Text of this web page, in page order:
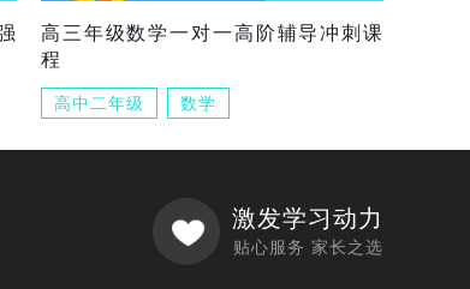
高三年级数学一对一高阶辅导冲刺课
程
高中二年级 数学
激发学习动力
贴心服务 家长之选